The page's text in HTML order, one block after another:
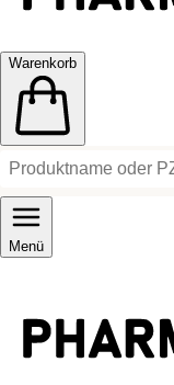
Warenkorb
Menü